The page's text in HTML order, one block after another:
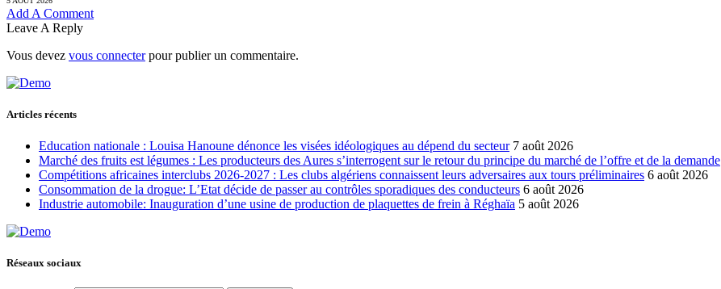
Add A Comment
Leave A Reply
Vous devez vous connecterpour publier un commentaire.
Articles récents
Education nationale : Louisa Hanoune dénonce les visées idéologiques au dépend du secteur 7 août 2026
Marché des fruits est légumes : Les producteurs des Aures s’interrogent sur le retour du principe du marché de l’offre et de la demande
Compétitions africaines interclubs 2026-2027 : Les clubs algériens connaissent leurs adversaires aux tours préliminaires 6 août 2026
Consommation de la drogue: L’Etat décide de passer au contrôles sporadiques des conducteurs 6 août 2026
Industrie automobile: Inauguration d’une usine de production de plaquettes de frein à Réghaïa 5 août 2026
Réseaux sociaux